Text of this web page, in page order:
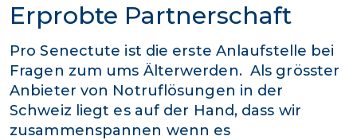
Erprobte Partnerschaft
Pro Senectute ist die erste Anlaufstelle bei
Fragen zum ums Älterwerden. Als grösster
Anbieter von Notruflösungen in der
Schweiz liegt es auf der Hand, dass wir
zusammenspannen wenn es